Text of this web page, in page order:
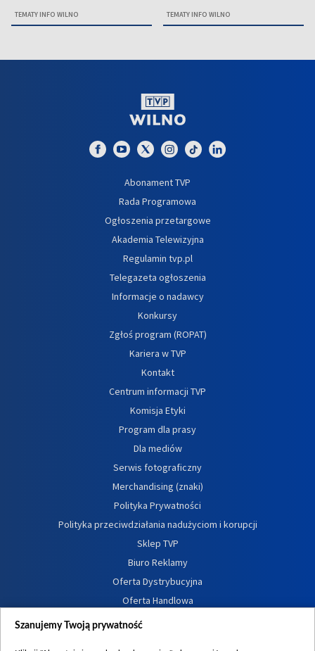
TEMATY INFO WILNO TEMATY INFO WILNO
Abonament TVP
Rada Programowa
Ogłoszenia przetargowe
Akademia Telewizyjna
Regulamin tvp.pl
Telegazeta ogłoszenia
Informacje o nadawcy
Konkursy
Zgłoś program (ROPAT)
Kariera w TVP
Kontakt
Centrum informacji TVP
Komisja Etyki
Program dla prasy
Dla mediów
Serwis fotograficzny
Merchandising (znaki)
Polityka Prywatności
Polityka przeciwdziałania nadużyciom i korupcji
Sklep TVP
Biuro Reklamy
Oferta Dystrybucyjna
Oferta Handlowa
Dostępność
Szanujemy Twoją prywatność